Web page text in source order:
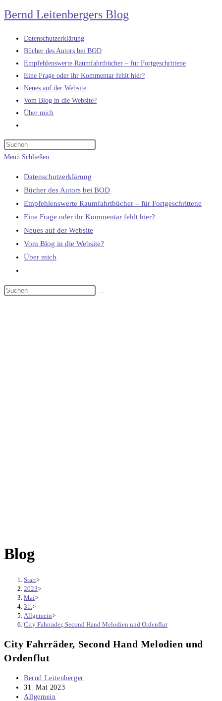
Zum
Inhalt
springen
Bernd Leitenbergers Blog
Datenschutzerklärung
Bücher des Autors bei BOD
Empfehlenswerte Raumfahrtbücher – für Fortgeschrittene
Eine Frage oder ihr Kommentar fehlt hier?
Neues auf der Website
Vom Blog in die Website?
Über mich
umschalten
Menü Schließen
Datenschutzerklärung
Bücher des Autors bei BOD
Empfehlenswerte Raumfahrtbücher – für Fortgeschrittene
Eine Frage oder ihr Kommentar fehlt hier?
Neues auf der Website
Vom Blog in die Website?
Über mich
umschalten
Blog
Start>
2023>
Mai>
31. >
Allgemein>
City Fahrräder, Second Hand Melodien und Ordenflut
City Fahrräder, Second Hand Melodien und
Ordenflut
Beitrags-
Autor:
Bernd Leitenberger
Beitrag
veröffentlicht:
31. Mai 2023
Beitrags-
Allgemein